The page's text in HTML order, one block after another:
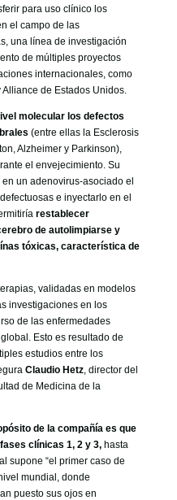
para uso clínico los
el campo de las
una línea de investigación
de múltiples proyectos
internacionales, como
Alliance de Estados Unidos.
molecular los defectos
(entre ellas la Esclerosis
Alzheimer y Parkinson),
el envejecimiento. Su
un adenovirus-asociado el
e inyectarlo en el
restablecer
de autolimpiarse y
tóxicas, característica de
validadas en modelos
investigaciones en los
de las enfermedades
Esto es resultado de
estudios entre los
Claudio Hetz, director del
de Medicina de la
de la compañía es que
clínicas 1, 2 y 3,hasta
supone “el primer caso de
mundial, donde
puesto sus ojos en